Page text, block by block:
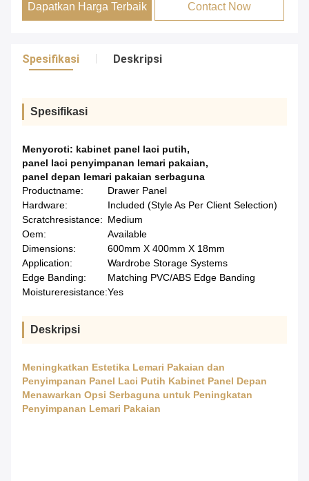
Dapatkan Harga Terbaik Contact Now
Spesifikasi Deskripsi
Spesifikasi
Menyoroti: kabinet panel laci putih,
panel laci penyimpanan lemari pakaian,
panel depan lemari pakaian serbaguna
Productname:
Drawer Panel
Hardware:
Included (Style As Per Client Selection)
Scratchresistance: Medium
Oem:
Available
Dimensions:
600mm X 400mm X 18mm
Application:
Wardrobe Storage Systems
Edge Banding:
Matching PVC/ABS Edge Banding
Moistureresistance:Yes
Deskripsi
Meningkatkan Estetika Lemari Pakaian dan
Penyimpanan Panel Laci Putih Kabinet Panel Depan
Menawarkan Opsi Serbaguna untuk Peningkatan
Penyimpanan Lemari Pakaian